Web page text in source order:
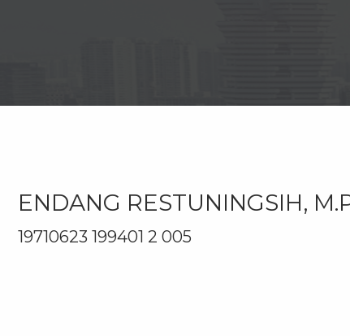
ENDANG RESTUNINGSIH,
19710623 199401 2 005